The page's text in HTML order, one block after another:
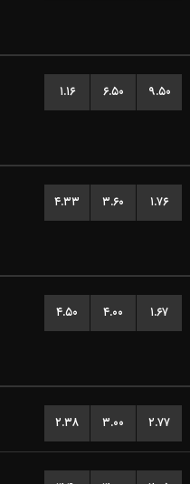
۱.۱۶ ۶.۵۰ ۹.۵۰
۴.۳۳ ۳.۶۰ ۱.۷۶
۴.۵۰ ۴.۰۰ ۱.۶۷
۲.۳۸ ۳.۰۰ ۲.۷۷